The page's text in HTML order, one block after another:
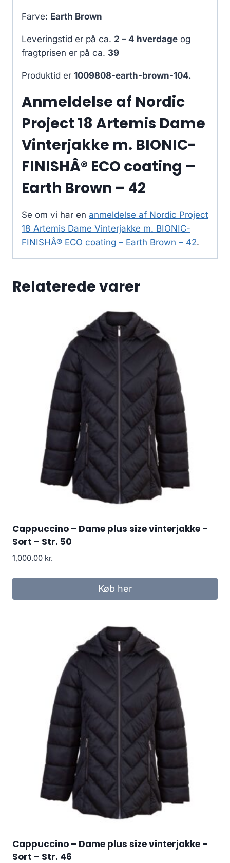
Farve: Earth Brown
Leveringstid er på ca. 2 – 4 hverdage og
fragtprisen er på ca. 39
Produktid er 1009808-earth-brown-104.
Anmeldelse af Nordic
Project 18 Artemis Dame
Vinterjakke m. BIONIC-
FINISHÂ® ECO coating –
Earth Brown – 42
Se om vi har en anmeldelse af Nordic Project
18 Artemis Dame Vinterjakke m. BIONIC-
FINISHÂ® ECO coating – Earth Brown – 42.
Relaterede varer
Cappuccino – Dame plus size vinterjakke –
Sort – Str. 50
1,000.00 kr.
Køb her
Cappuccino – Dame plus size vinterjakke –
Sort – Str. 46